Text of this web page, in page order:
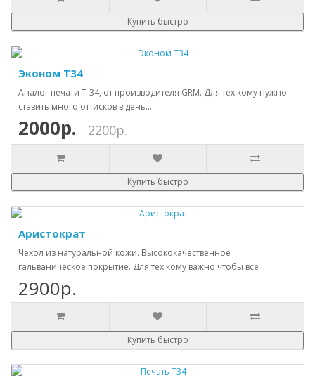
Купить быстро
Эконом Т34
Аналог печати Т-34, от производителя GRM. Для тех кому нужно
ставить много оттисков в день...
2000р. 2200р.
Купить быстро
Аристократ
Чехол из натуральной кожи. Высококачественное
гальваническое покрытие. Для тех кому важно чтобы все ..
2900р.
Купить быстро